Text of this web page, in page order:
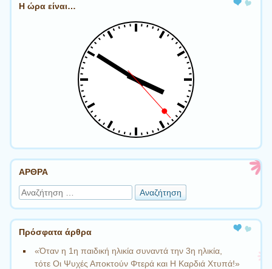
Η ώρα είναι…
ΑΡΘΡΑ
Αναζήτηση
Πρόσφατα άρθρα
«Όταν η 1η παιδική ηλικία συναντά την 3η ηλικία,
τότε Οι Ψυχές Αποκτούν Φτερά και Η Καρδιά Χτυπά!»